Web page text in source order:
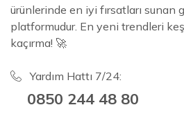
ürünlerinde en iyi fırsatları sunan
platformudur. En yeni trendleri
kaçırma! 🚀
Yardım Hattı 7/24:
0850 244 48 80